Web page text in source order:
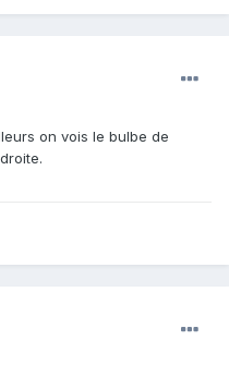
on vois le bulbe de